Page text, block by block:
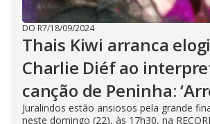
DO R7/18/09/2024
Thais Kiwi arranca
Charlie Diéf ao
canção de Peninha:
Juralindos estão ansiosos pela grande
neste domingo (22), às 17h30, na